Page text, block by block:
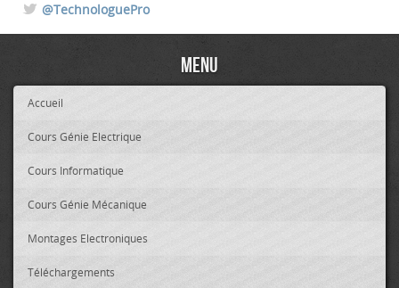
@TechnologuePro
Menu
Accueil
Cours Génie Electrique
Cours Informatique
Cours Génie Mécanique
Montages Electroniques
Téléchargements